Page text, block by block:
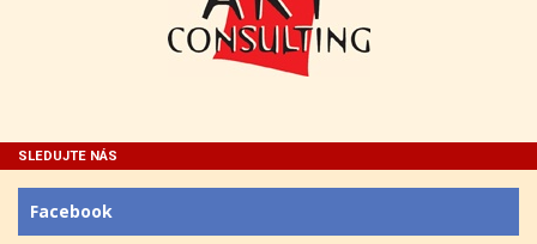
SLEDUJTE NÁS
Facebook